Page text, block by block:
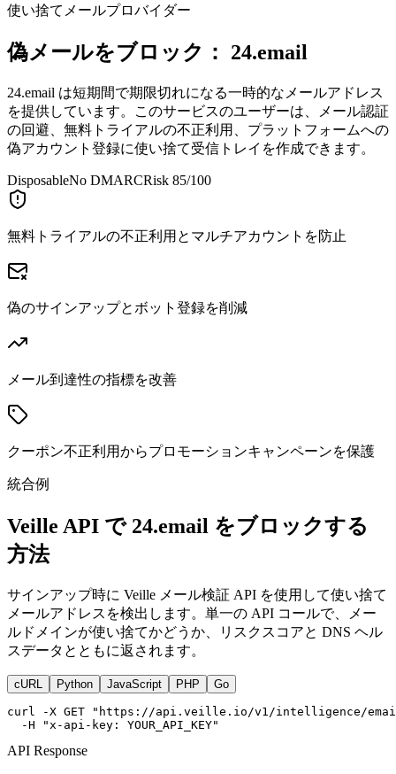
使い捨てメールプロバイダー
偽メールをブロック： 24.email
24.email は短期間で期限切れになる一時的なメールアドレス
を提供しています。このサービスのユーザーは、メール認証
の回避、無料トライアルの不正利用、プラットフォームへの
偽アカウント登録に使い捨て受信トレイを作成できます。
DisposableNo DMARCRisk 85/100
無料トライアルの不正利用とマルチアカウントを防止
偽のサインアップとボット登録を削減
メール到達性の指標を改善
クーポン不正利用からプロモーションキャンペーンを保護
統合例
Veille API で 24.email をブロックする
方法
サインアップ時に Veille メール検証 API を使用して使い捨て
メールアドレスを検出します。単一の API コールで、メー
ルドメインが使い捨てかどうか、リスクスコアと DNS ヘル
スデータとともに返されます。
cURL Python JavaScript PHP Go
curl -X GET "https://api.veille.io/v1/intelligence/
  -H "x-api-key: YOUR_API_KEY"
API Response